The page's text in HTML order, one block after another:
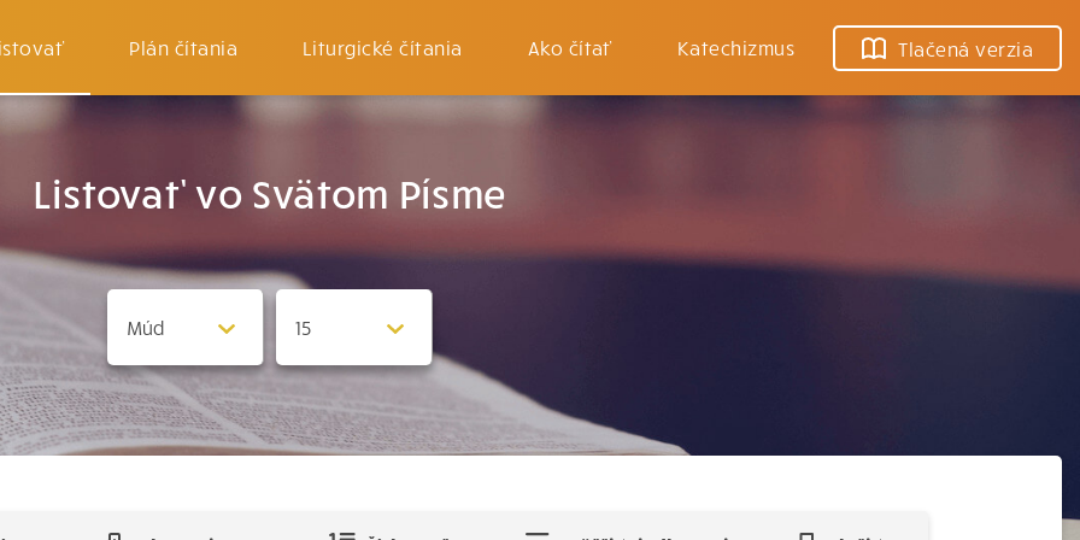
Plán čítania Liturgické čítania Ako čítať Katechizmus Tlačená verzia
Listovať vo Svätom Písme